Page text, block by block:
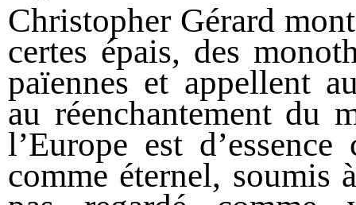
Christopher Gérard
certes épais, des
païennes et appellent
au réenchantement
l’Europe est
comme éternel, soumis